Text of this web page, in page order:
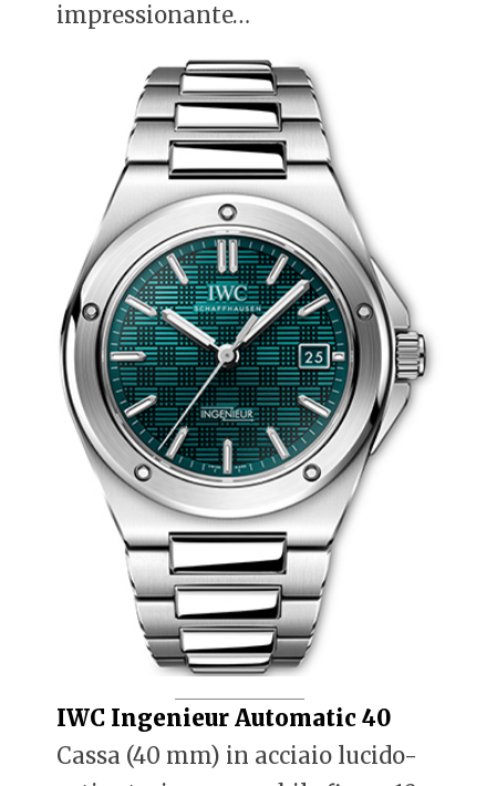
impressionante…
IWC Ingenieur Automatic 40
Cassa (40 mm) in acciaio lucido-